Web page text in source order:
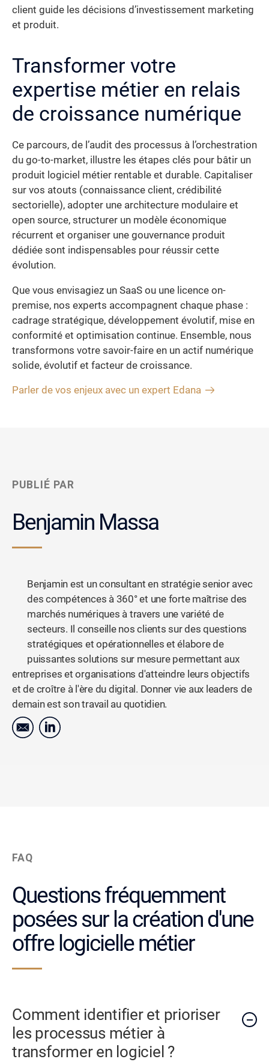
client guide les décisions d’investissement marketing
et produit.
Transformer votre
expertise métier en relais
de croissance numérique
Ce parcours, de l’audit des processus à l’orchestration
du go-to-market, illustre les étapes clés pour bâtir un
produit logiciel métier rentable et durable. Capitaliser
sur vos atouts (connaissance client, crédibilité
sectorielle), adopter une architecture modulaire et
open source, structurer un modèle économique
récurrent et organiser une gouvernance produit
dédiée sont indispensables pour réussir cette
évolution.
Que vous envisagiez un SaaS ou une licence on-
premise, nos experts accompagnent chaque phase :
cadrage stratégique, développement évolutif, mise en
conformité et optimisation continue. Ensemble, nous
transformons votre savoir-faire en un actif numérique
solide, évolutif et facteur de croissance.
Parler de vos enjeux avec un expert Edana
PUBLIÉ PAR
Benjamin Massa
Benjamin est un consultant en stratégie senior avec
des compétences à 360° et une forte maîtrise des
marchés numériques à travers une variété de
secteurs. Il conseille nos clients sur des questions
stratégiques et opérationnelles et élabore de
puissantes solutions sur mesure permettant aux
entreprises et organisations d'atteindre leurs objectifs
et de croître à l'ère du digital. Donner vie aux leaders de
demain est son travail au quotidien.
FAQ
Questions fréquemment
posées sur la création d'une
offre logicielle métier
Comment identifier et prioriser
les processus métier à
transformer en logiciel ?